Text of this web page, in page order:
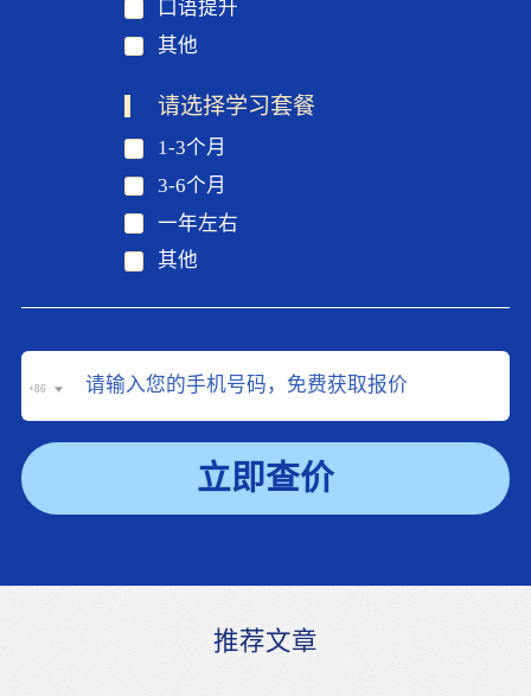
口语提升
其他
请选择学习套餐
1-3个月
3-6个月
一年左右
其他
+86
立即查价
推荐文章